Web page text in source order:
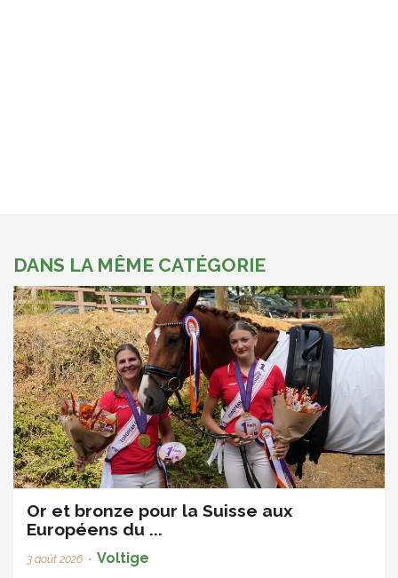
DANS LA MÊME CATÉGORIE
Or et bronze pour la Suisse aux
Européens du ...
3 août 2026 • Voltige